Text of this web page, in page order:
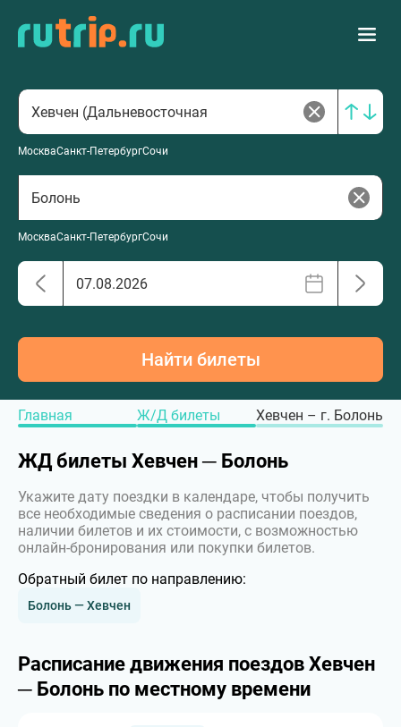
МоскваСанкт-ПетербургСочи
МоскваСанкт-ПетербургСочи
Найти билеты
Главная Ж/Д билеты Хевчен – г. Болонь
ЖД билеты Хевчен ─ Болонь
Укажите дату поездки в календаре, чтобы получить
все необходимые сведения о расписании поездов,
наличии билетов и их стоимости, с возможностью
онлайн-бронирования или покупки билетов.
Обратный билет по направлению:
Болонь — Хевчен
Расписание движения поездов Хевчен
─ Болонь по местному времени